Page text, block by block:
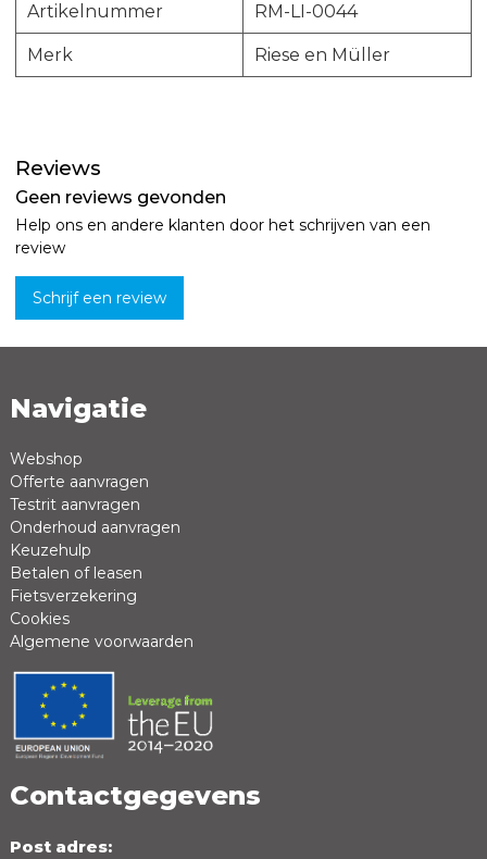
Artikelnummer RM-LI-0044
Merk Riese en Müller
Reviews
Geen reviews gevonden
Help ons en andere klanten door het schrijven van een
review
Schrijf een review
Naam *
Review *
Positieve punten
Navigatie
Webshop
Offerte aanvragen
Testrit aanvragen
Onderhoud aanvragen
Keuzehulp
Betalen of leasen
Fietsverzekering
Cookies
Algemene voorwaarden
Contactgegevens
Post adres: